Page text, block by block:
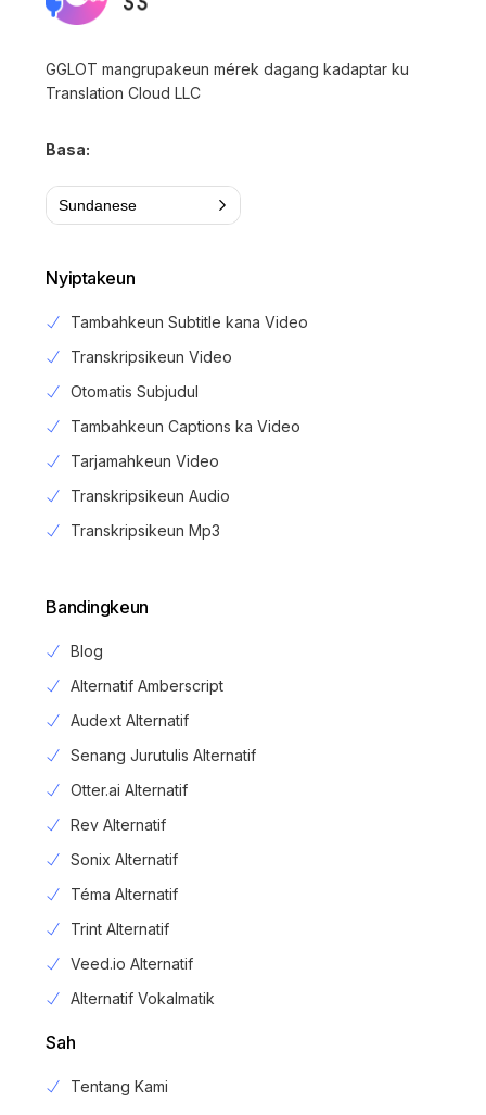
GGLOT mangrupakeun mérek dagang kadaptar ku
Translation Cloud LLC
Basa:
Sundanese
Nyiptakeun
Tambahkeun Subtitle kana Video
Transkripsikeun Video
Otomatis Subjudul
Tambahkeun Captions ka Video
Tarjamahkeun Video
Transkripsikeun Audio
Transkripsikeun Mp3
Bandingkeun
Blog
Alternatif Amberscript
Audext Alternatif
Senang Jurutulis Alternatif
Otter.ai Alternatif
Rev Alternatif
Sonix Alternatif
Téma Alternatif
Trint Alternatif
Veed.io Alternatif
Alternatif Vokalmatik
Sah
Tentang Kami